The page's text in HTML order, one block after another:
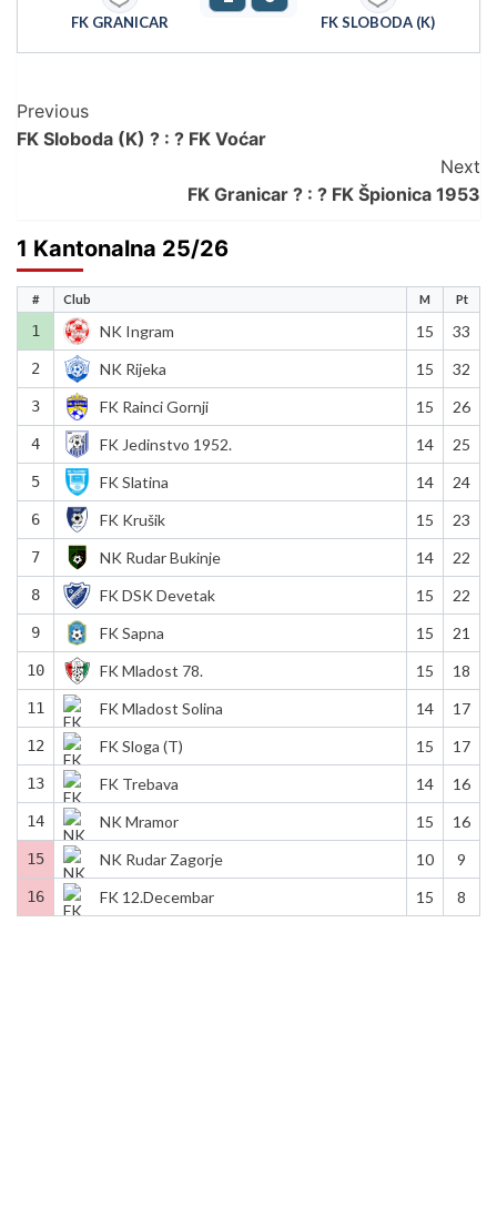
FK GRANICAR FK SLOBODA (K)
Post
Navigation
Previous
FK Sloboda (K) ? : ? FK Voćar
Next
FK Granicar ? : ? FK Špionica 1953
1 Kantonalna 25/26
# Club M Pt
1 NK Ingram 15 33
2 NK Rijeka 15 32
3 FK Rainci Gornji 15 26
4 FK Jedinstvo 1952. 14 25
5 FK Slatina 14 24
6 FK Krušik 15 23
7 NK Rudar Bukinje 14 22
8 FK DSK Devetak 15 22
9 FK Sapna 15 21
10 FK Mladost 78. 15 18
11 FK Mladost Solina 14 17
12 FK Sloga (T) 15 17
13 FK Trebava 14 16
14 NK Mramor 15 16
15 NK Rudar Zagorje 10 9
16 FK 12.Decembar 15 8